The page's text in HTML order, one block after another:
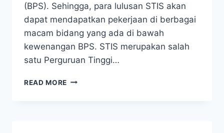
(BPS). Sehingga, para lulusan STIS akan
dapat mendapatkan pekerjaan di berbagai
macam bidang yang ada di bawah
kewenangan BPS. STIS merupakan salah
satu Perguruan Tinggi…
READ MORE PROSPEK